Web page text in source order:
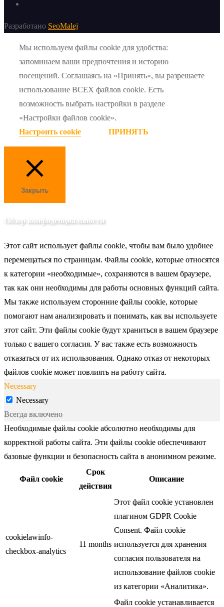
Разработано SeoMalej
Мы используем файлы cookie для удобства:
запоминаем ваши предпочтения и историю
посещений. Соглашаясь на «Принять», вы разрешаете
использование ВСЕХ файлов cookie. Есть
возможность выбрать настройки в разделе
«Настройки файлов cookie».
Настроить cookie
ПРИНЯТЬ
Закрыть
Обзор конфиденциальности
Этот сайт использует файлы cookie, чтобы вам было удобнее
перемещаться по страницам. Файлы cookie, которые относятся
к категории «необходимые», сохраняются в вашем браузере,
так как они необходимы для работы основных функций сайта.
Мы также используем сторонние файлы cookie, которые
помогают нам анализировать и понимать, как вы используете
этот сайт. Эти файлы cookie будут храниться в вашем браузере
только с вашего согласия. У вас также есть возможность
отказаться от их использования. Однако отказ от некоторых
файлов cookie может повлиять на работу сайта.
Necessary
Necessary
Всегда включено
Необходимые файлы cookie абсолютно необходимы для
корректной работы сайта. Эти файлы cookie обеспечивают
базовые функции и безопасность сайта в анонимном режиме.
Файл cookie
Срок
действия
Описание
cookielawinfo-
checkbox-analytics
11 months
Этот файл cookie установлен
плагином GDPR Cookie
Consent. Файл cookie
используется для хранения
согласия пользователя на
использование файлов cookie
из категории «Аналитика».
Файл cookie устанавливается